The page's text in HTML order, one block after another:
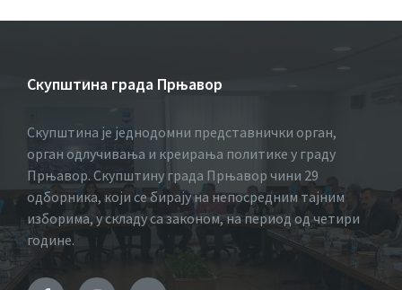
Скупштина града Прњавор
Скупштина је једнодомни представнички орган,
орган одлучивања и креирања политике у граду
Прњавор. Скупштину града Прњавор чини 29
одборника, који се бирају на непосредним тајним
изборима, у складу са законом, на период од четири
године.